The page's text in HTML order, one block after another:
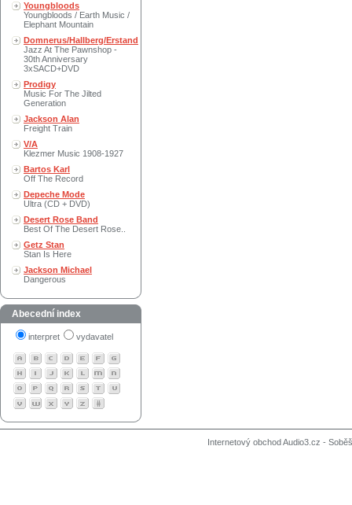
Youngbloods
Youngbloods / Earth Music /
Elephant Mountain
Domnerus/Hallberg/Erstand
Jazz At The Pawnshop -
30th Anniversary
3xSACD+DVD
Prodigy
Music For The Jilted
Generation
Jackson Alan
Freight Train
V/A
Klezmer Music 1908-1927
Bartos Karl
Off The Record
Depeche Mode
Ultra (CD + DVD)
Desert Rose Band
Best Of The Desert Rose..
Getz Stan
Stan Is Here
Jackson Michael
Dangerous
Abecední index
interpret vydavatel
Internetový obchod Audio3.cz -